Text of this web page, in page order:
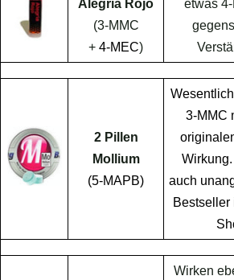
Alegria Rojo
(3-MMC
+ 4-MEC)
etwas
2 Pillen
Mollium
(5-MAPB)
3-MMC
Wirkung
auch
Bestseller
Wirken